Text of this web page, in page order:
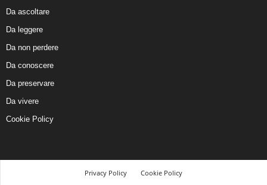
Da ascoltare
Da leggere
Da non perdere
Da conoscere
Da preservare
Da vivere
Cookie Policy
Privacy Policy
Cookie Policy